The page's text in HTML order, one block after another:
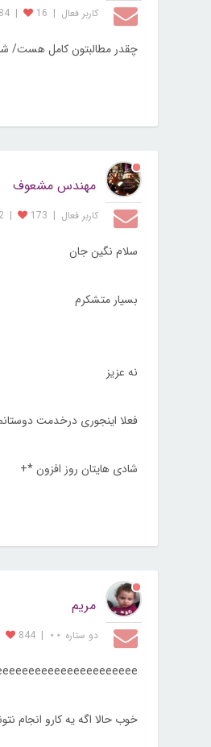
کاربر فعال |
16
|
چقدر مطالبتون کامل هست/
مهندس مشعوف
کاربر فعال |
173
|
سلام نگین جان
بسیار متشکرم
نه عزیز
فعلا اینجوری درخدمت
شادی هایتان روز افزون *+
مریم
دو ستاره ⋆⋆ |
844
خوب حالا اگه یه کارو انجام